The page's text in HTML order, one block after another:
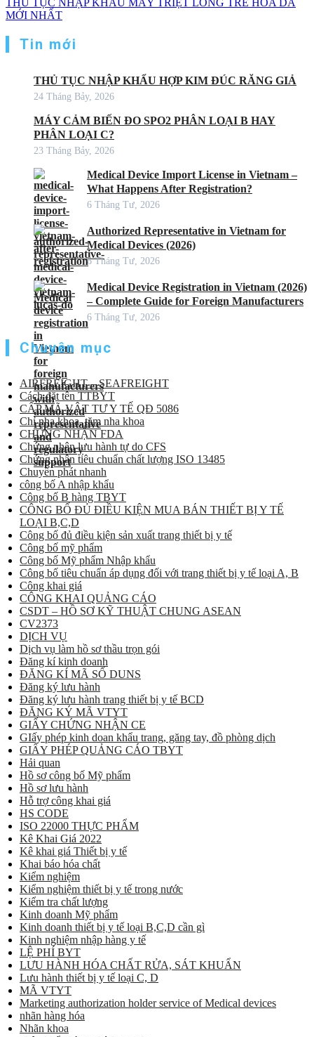
MỚI NHẤT
Tin mới
THỦ TỤC NHẬP KHẨU HỢP KIM ĐÚC RĂNG GIẢ
24 Tháng Bảy, 2026
MÁY CẢM BIẾN ĐO SPO2 PHÂN LOẠI B HAY
PHÂN LOẠI C?
23 Tháng Bảy, 2026
Medical Device Import License in Vietnam –
What Happens After Registration?
6 Tháng Tư, 2026
Authorized Representative in Vietnam for
Medical Devices (2026)
6 Tháng Tư, 2026
Medical Device Registration in Vietnam (2026)
– Complete Guide for Foreign Manufacturers
6 Tháng Tư, 2026
Chuyên mục
AIRFREIGHT – SEAFREIGHT
Cách đặt tên TTBYT
CẤP MÃ VẬT TƯ Y TẾ QĐ 5086
Chỉ nha khoa, tăm nha khoa
CHỨNG NHẬN FDA
Chứng nhận lưu hành tự do CFS
Chứng nhận tiêu chuẩn chất lượng ISO 13485
Chuyển phát nhanh
công bố A nhập khẩu
Công bố B hàng TBYT
CÔNG BỐ ĐỦ ĐIỀU KIỆN MUA BÁN THIẾT BỊ Y TẾ
LOẠI B,C,D
Công bố đủ điều kiện sản xuất trang thiết bị y tế
Công bố mỹ phẩm
Công bố Mỹ phẩm Nhập khẩu
Công bố tiêu chuẩn áp dụng đối với trang thiết bị y tế loại A, B
Công khai giá
CÔNG KHAI QUẢNG CÁO
CSDT – HỒ SƠ KỸ THUẬT CHUNG ASEAN
CV2373
DỊCH VỤ
Dịch vụ làm hồ sơ thầu trọn gói
Đăng kí kinh doanh
ĐĂNG KÍ MÃ SỐ DUNS
Đăng ký lưu hành
Đăng ký lưu hành trang thiết bị y tế BCD
ĐĂNG KÝ MÃ VTYT
GIẤY CHỨNG NHẬN CE
GIấy phép kinh doan khẩu trang, găng tay, đồ phòng dịch
GIẤY PHÉP QUẢNG CÁO TBYT
Hải quan
Hồ sơ công bố Mỹ phẩm
Hồ sơ lưu hành
Hỗ trợ công khai giá
HS CODE
ISO 22000 THỰC PHẨM
Kê Khai Giá 2022
Kê khai giá Thiết bị y tế
Khai báo hóa chất
Kiểm nghiệm
Kiểm nghiệm thiết bị y tế trong nước
Kiểm tra chất lượng
Kinh doanh Mỹ phẩm
Kinh doanh thiết bị y tế loại B,C,D cần gì
Kinh nghiệm nhập hàng y tế
LỆ PHÍ BYT
LƯU HÀNH HÓA CHẤT RỬA, SÁT KHUẨN
Lưu hành thiết bị y tế loại C, D
MÃ VTYT
Marketing authorization holder service of Medical devices
nhãn hàng hóa
Nhãn khoa